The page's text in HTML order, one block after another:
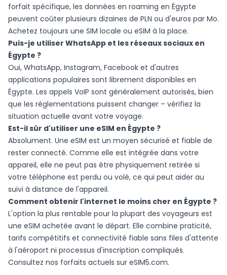
forfait spécifique, les données en roaming en Égypte
peuvent coûter plusieurs dizaines de PLN ou d'euros par Mo.
Achetez toujours une SIM locale ou eSIM à la place.
Puis-je utiliser WhatsApp et les réseaux sociaux en
Égypte ?
Oui, WhatsApp, Instagram, Facebook et d'autres
applications populaires sont librement disponibles en
Égypte. Les appels VoIP sont généralement autorisés, bien
que les réglementations puissent changer – vérifiez la
situation actuelle avant votre voyage.
Est-il sûr d'utiliser une eSIM en Égypte ?
Absolument. Une eSIM est un moyen sécurisé et fiable de
rester connecté. Comme elle est intégrée dans votre
appareil, elle ne peut pas être physiquement retirée si
votre téléphone est perdu ou volé, ce qui peut aider au
suivi à distance de l'appareil.
Comment obtenir l'internet le moins cher en Égypte ?
L'option la plus rentable pour la plupart des voyageurs est
une eSIM achetée avant le départ. Elle combine praticité,
tarifs compétitifs et connectivité fiable sans files d'attente
à l'aéroport ni processus d'inscription compliqués.
Consultez nos forfaits actuels sur eSIM5.com.